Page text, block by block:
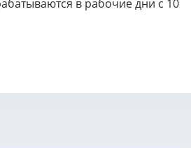
в рабочие дни с 10